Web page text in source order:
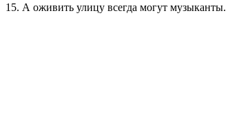
15. А оживить улицу всегда могут музыканты.